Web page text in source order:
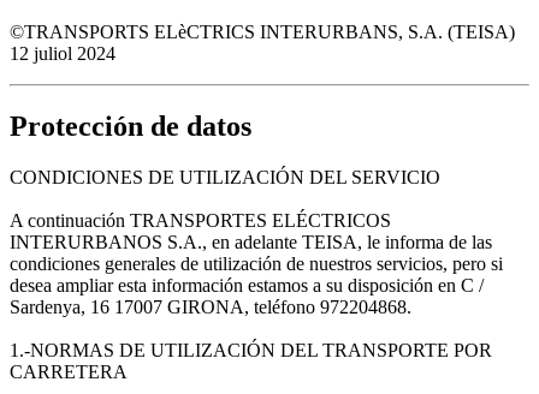
©TRANSPORTS ELèCTRICS INTERURBANS, S.A. (TEISA)
12 juliol 2024
Protección de datos
CONDICIONES DE UTILIZACIÓN DEL SERVICIO
A continuación TRANSPORTES ELÉCTRICOS
INTERURBANOS S.A., en adelante TEISA, le informa de las
condiciones generales de utilización de nuestros servicios, pero si
desea ampliar esta información estamos a su disposición en C /
Sardenya, 16 17007 GIRONA, teléfono 972204868.
1.-NORMAS DE UTILIZACIÓN DEL TRANSPORTE POR
CARRETERA